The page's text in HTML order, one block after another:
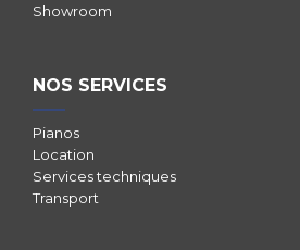
Showroom
NOS SERVICES
Pianos
Location
Services techniques
Transport